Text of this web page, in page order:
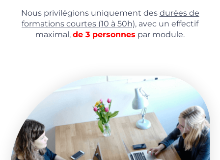
Nous privilégions uniquement des durées de
formations courtes (10 à 50h), avec un effectif
maximal, de 3 personnes par module.